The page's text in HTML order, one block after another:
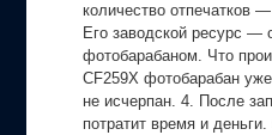
количество отпечатков
Его заводской ресурс —
фотобарабаном. Что
CF259X фотобарабан
не исчерпан. 4. После
потратит время и